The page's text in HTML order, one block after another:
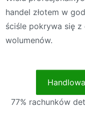
handel złotem w
ściśle pokrywa się
wolumenów.
77% rachunków